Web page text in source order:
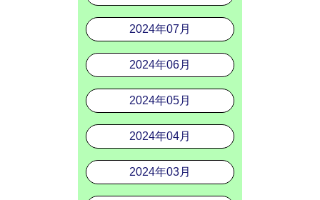
2024年07月
2024年06月
2024年05月
2024年04月
2024年03月